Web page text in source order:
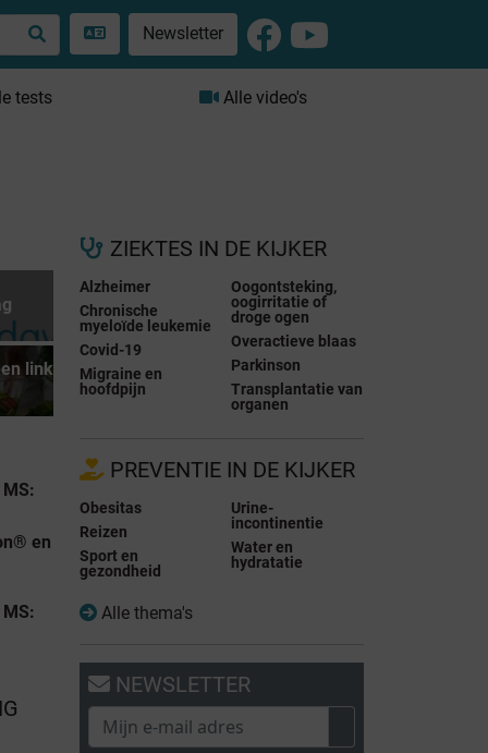
Newsletter
tests Alle video's
link
en
ZIEKTES IN DE KIJKER
Alzheimer
Chronische
myeloïde leukemie
Covid-19
Migraine en
hoofdpijn
Oogontsteking,
oogirritatie of
droge ogen
Overactieve blaas
Parkinson
Transplantatie van
organen
PREVENTIE IN DE KIJKER
Obesitas
Reizen
Sport en
gezondheid
Urine-
incontinentie
Water en
hydratatie
Alle thema's
NEWSLETTER